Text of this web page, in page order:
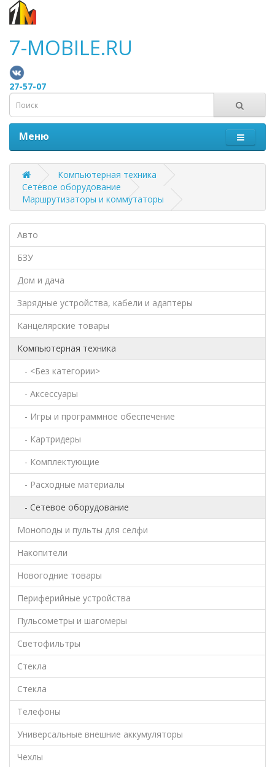
7-MOBILE.RU
27-57-07
Меню
Компьютерная техника
Сетевое оборудование
Маршрутизаторы и коммутаторы
Авто
БЗУ
Дом и дача
Зарядные устройства, кабели и адаптеры
Канцелярские товары
Компьютерная техника
- <Без категории>
- Аксессуары
- Игры и программное обеспечение
- Картридеры
- Комплектующие
- Расходные материалы
- Сетевое оборудование
Моноподы и пульты для селфи
Накопители
Новогодние товары
Периферийные устройства
Пульсометры и шагомеры
Светофильтры
Стекла
Стекла
Телефоны
Универсальные внешние аккумуляторы
Чехлы